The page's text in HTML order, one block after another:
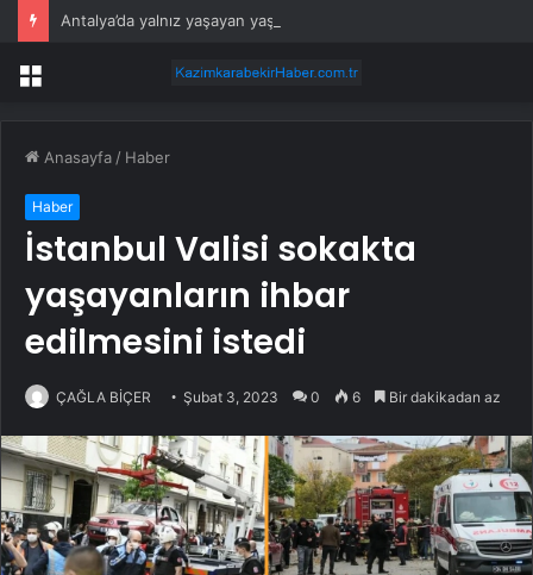
Antalya’da yalnız yaşayan yaşlı adam evinde ölü bulundu
Menü
Anasayfa / Haber
Haber
İstanbul Valisi sokakta
yaşayanların ihbar
edilmesini istedi
ÇAĞLA BİÇER Şubat 3, 2023 0 6 Bir dakikadan az